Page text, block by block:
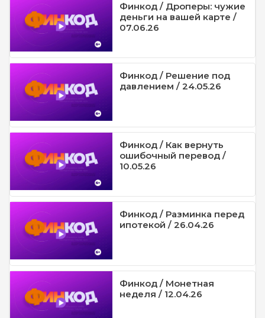
Финкод / Дроперы: чужие
деньги на вашей карте /
07.06.26
Финкод / Решение под
давлением / 24.05.26
Финкод / Как вернуть
ошибочный перевод /
10.05.26
Финкод / Разминка перед
ипотекой / 26.04.26
Финкод / Монетная
неделя / 12.04.26